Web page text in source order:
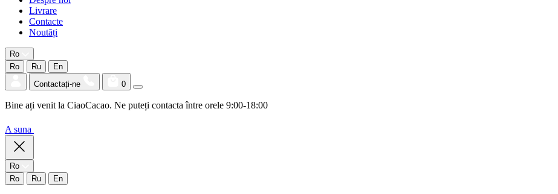
Livrare
Contacte
Noutăți
Ro
Ro
Ru
En
Contactați-ne
0
Bine ați venit la CiaoCacao. Ne puteți contacta între orele 9:00-18:00
A suna
Ro
Ro
Ru En